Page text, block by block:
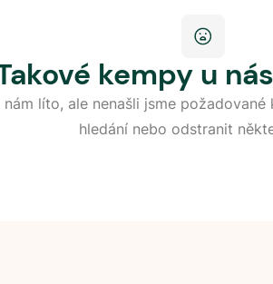
kempy u
nám líto, ale nenašli jsme požadované
hledání nebo odstranit